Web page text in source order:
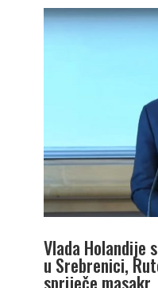
Vlada Holandije
u Srebrenici,
spriječe masakr